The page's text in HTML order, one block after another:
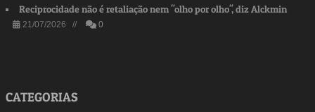
Reciprocidade não é retaliação nem "olho por olho", diz Alckmin
21/07/2026 // 0
CATEGORIAS